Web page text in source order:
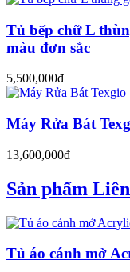
Tủ bếp chữ L
màu đơn sắc
5,500,000đ
Máy Rửa Bát
13,600,000đ
Sản phẩm
Tủ áo cánh mở